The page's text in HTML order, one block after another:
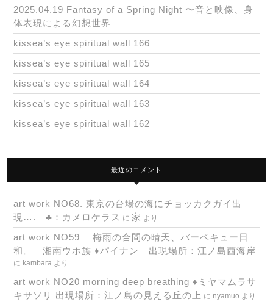
2025.04.19 Fantasy of a Spring Night 〜音と映像、身
体表現による幻想世界
kissea’s eye spiritual wall 166
kissea’s eye spiritual wall 165
kissea’s eye spiritual wall 164
kissea’s eye spiritual wall 163
kissea’s eye spiritual wall 162
最近のコメント
art work NO68. 東京の台場の海にチョッカクガイ出
現…. ♣：カメロケラス に 家 より
art work NO59 梅雨の合間の晴天、バーベキュー日
和。 湘南ウホ族 ♦パイナン 出現場所：江ノ島西海岸
に kambara より
art work NO20 morning deep breathing ♦ミヤマムラサ
キサソリ 出現場所：江ノ島の見える丘の上 に nyamuo より